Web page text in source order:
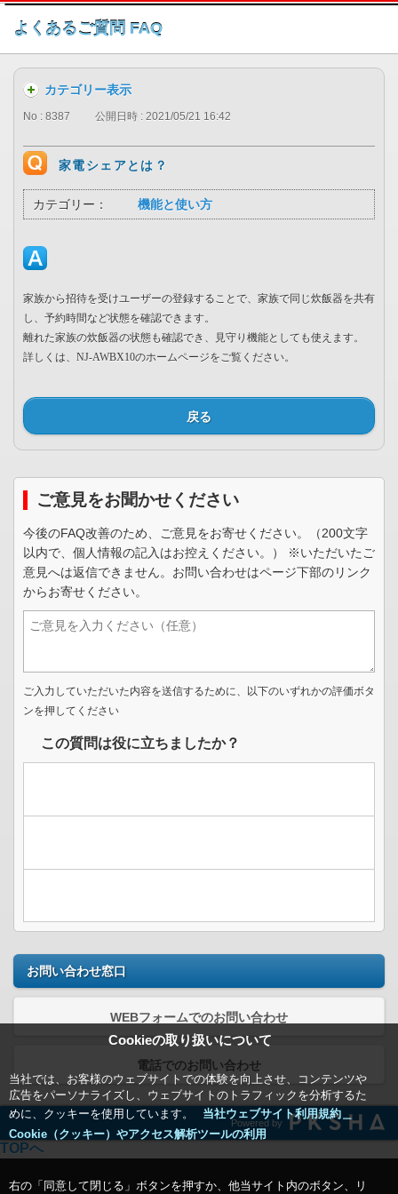
このページの本文へ
よくあるご質問 FAQ
Cookieの取り扱いについて
当社では、お客様のウェブサイトでの体験を向上させ、コンテンツや
広告をパーソナライズし、ウェブサイトのトラフィックを分析するた
めに、クッキーを使用しています。
当社ウェブサイト利用規約＿
Cookie（クッキー）やアクセス解析ツールの利用
右の「同意して閉じる」ボタンを押すか、他当サイト内のボタン、リ
カテゴリー表示
No : 8387 公開日時 : 2021/05/21 16:42
家電シェアとは？
カテゴリー： 機能と使い方
家族から招待を受けユーザーの登録することで、家族で同じ炊飯器を共有
し、予約時間など状態を確認できます。
離れた家族の炊飯器の状態も確認でき、見守り機能としても使えます。
詳しくは、NJ-AWBX10のホームページをご覧ください。
戻る
ご意見をお聞かせください
今後のFAQ改善のため、ご意見をお寄せください。（200文字
以内で、個人情報の記入はお控えください。） ※いただいたご
意見へは返信できません。お問い合わせはページ下部のリンク
からお寄せください。
ご入力していただいた内容を送信するために、以下のいずれかの評価ボタ
ンを押してください
この質問は役に立ちましたか？
お問い合わせ窓口
WEBフォームでのお問い合わせ
電話でのお問い合わせ
Powered by
TOPへ